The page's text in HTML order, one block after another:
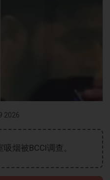
2026
烟被BCCI调查。